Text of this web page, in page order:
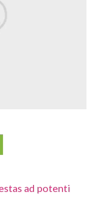
ad potenti